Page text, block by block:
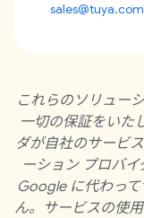
sales@tuya.com
これらのソリュー
一切の保証をいた
ダが自社のサービ
ーション プロバ
Google に代わっ
ん。サービスの使